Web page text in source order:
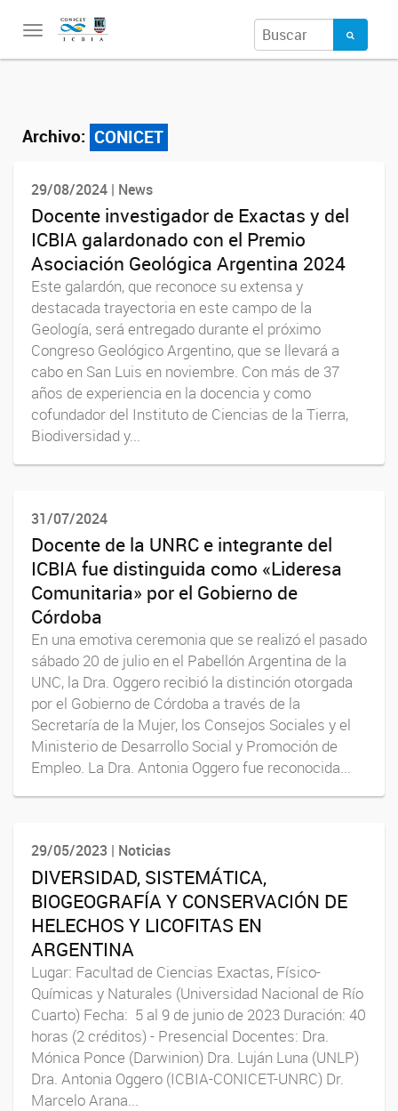
Toggle
Archivo: CONICET
29/08/2024 | News
Docente investigador de Exactas y del
ICBIA galardonado con el Premio
Asociación Geológica Argentina 2024
Este galardón, que reconoce su extensa y
destacada trayectoria en este campo de la
Geología, será entregado durante el próximo
Congreso Geológico Argentino, que se llevará a
cabo en San Luis en noviembre. Con más de 37
años de experiencia en la docencia y como
cofundador del Instituto de Ciencias de la Tierra,
Biodiversidad y...
31/07/2024
Docente de la UNRC e integrante del
ICBIA fue distinguida como «Lideresa
Comunitaria» por el Gobierno de
Córdoba
En una emotiva ceremonia que se realizó el pasado
sábado 20 de julio en el Pabellón Argentina de la
UNC, la Dra. Oggero recibió la distinción otorgada
por el Gobierno de Córdoba a través de la
Secretaría de la Mujer, los Consejos Sociales y el
Ministerio de Desarrollo Social y Promoción de
Empleo. La Dra. Antonia Oggero fue reconocida...
29/05/2023 | Noticias
DIVERSIDAD, SISTEMÁTICA,
BIOGEOGRAFÍA Y CONSERVACIÓN DE
HELECHOS Y LICOFITAS EN
ARGENTINA
Lugar: Facultad de Ciencias Exactas, Físico-
Químicas y Naturales (Universidad Nacional de Río
Cuarto) Fecha: 5 al 9 de junio de 2023 Duración: 40
horas (2 créditos) - Presencial Docentes: Dra.
Mónica Ponce (Darwinion) Dra. Luján Luna (UNLP)
Dra. Antonia Oggero (ICBIA-CONICET-UNRC) Dr.
Marcelo Arana...